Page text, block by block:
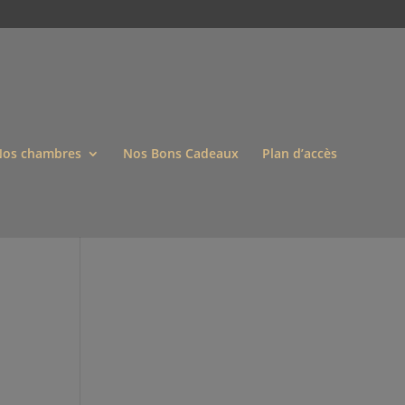
chambres Nos Bons Cadeaux
Plan d’accès